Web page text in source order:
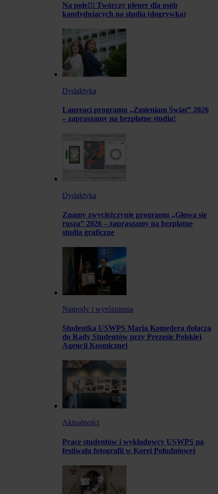
Na pole!!! Twórczy plener dla osób
kandydujących na studia (dogrywka)
Dydaktyka
Laureaci programu „Zmieniam Świat” 2026
– zapraszamy na bezpłatne studia!
Dydaktyka
Znamy zwyciężczynie programu „Głowa się
rusza” 2026 – zapraszamy na bezpłatne
studia graficzne
Nagrody i wyróżnienia
Studentka USWPS Maria Komędera dołącza
do Rady Studentów przy Prezesie Polskiej
Agencji Kosmicznej
Aktualności
Prace studentów i wykładowcy USWPS na
festiwalu fotografii w Korei Południowej